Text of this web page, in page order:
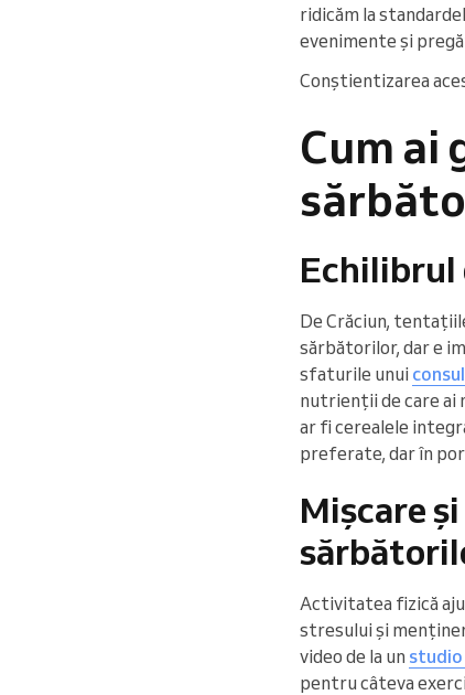
ridicăm la
evenimente și
Conștientizarea
Cum ai
Echilibrul
De Crăciun,
sărbătorilor, dar e
sfaturile unui
nutrienții de care ai
ar fi cerealele
preferate, dar în
Mișcare
Activitatea fizică
stresului și
video de la un studio
pentru câteva